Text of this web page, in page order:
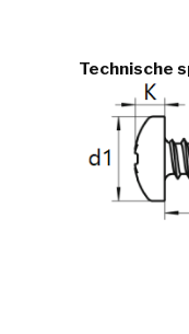
Technische